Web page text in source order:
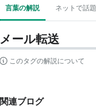
言葉の解説 ネットで話題
メール転送
このタグの解説について
関連ブログ